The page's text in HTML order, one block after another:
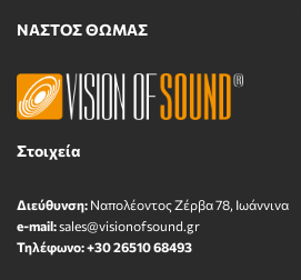
ΝΑΣΤΟΣ ΘΩΜΑΣ
Στοιχεία
Διεύθυνση: Ναπολέοντος Zέρβα 78, Ιωάννινα
e-mail:sales@visionofsound.gr
Τηλέφωνο:+30 26510 68493